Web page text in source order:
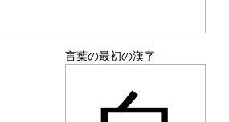
言葉の最初の漢字